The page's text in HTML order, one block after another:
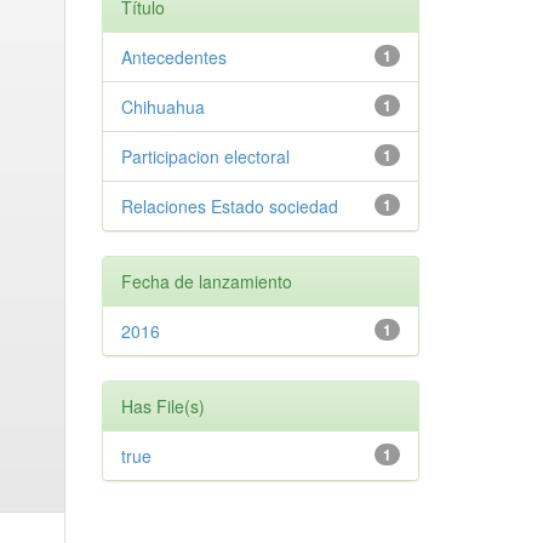
Título
1
Antecedentes
1
Chihuahua
1
Participacion electoral
1
Relaciones Estado sociedad
Fecha de lanzamiento
1
2016
Has File(s)
1
true